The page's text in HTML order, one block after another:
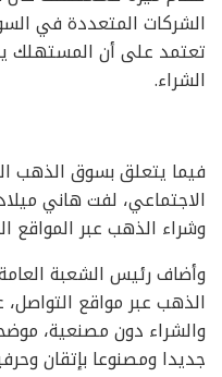
الشركات المتعددة في
تعتمد على أن المستهلك
الشراء.
فيما يتعلق بسوق الذهب
الاجتماعي، لفت هاني
وشراء الذهب عبر
وأضاف رئيس الشعبة
الذهب عبر مواقع
والشراء دون مصنعية،
جديدا ومصنوعا بإتقان